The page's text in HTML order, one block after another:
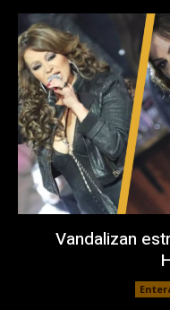
Vandalizan